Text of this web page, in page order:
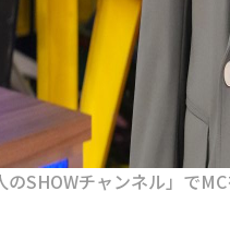
のSHOWチャンネル」で